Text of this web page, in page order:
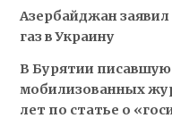
Азербайджан
газ в Украину
В Бурятии
мобилизованных
лет по статье о